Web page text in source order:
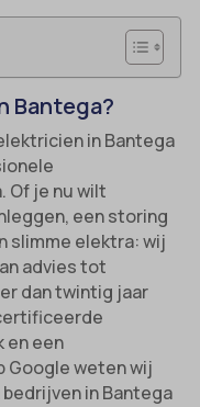
Bantega?
in Bantega
Of je nu wilt
een storing
slimme elektra: wij
advies tot
dan twintig jaar
en een
Google weten wij
in Bantega